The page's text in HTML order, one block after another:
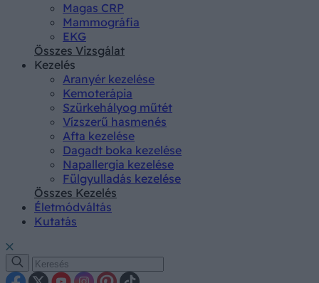
Magas CRP
Mammográfia
EKG
Összes Vizsgálat
Kezelés
Aranyér kezelése
Kemoterápia
Szürkehályog műtét
Vízszerű hasmenés
Afta kezelése
Dagadt boka kezelése
Napallergia kezelése
Fülgyulladás kezelése
Összes Kezelés
Életmódváltás
Kutatás